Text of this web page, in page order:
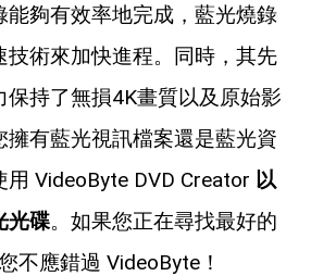
能夠有效率地完成，藍光燒錄
技術來加快進程。同時，其先
保持了無損4K畫質以及原始影
擁有藍光視訊檔案還是藍光資
VideoByte DVD Creator 以
光碟。如果您正在尋找最好的
不應錯過 VideoByte！